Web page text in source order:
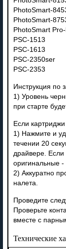
PhotoSmart-
PhotoSmart-
PhotoSmart
PSC-1513
PSC-1613
PSC-2350ser
PSC-2353
Инструкция по
1) Уровень
при старте
Если
1) Нажмите и
течении 20
драйвере. Если
оригинальные -
2) Аккуратно
налета.
Проведите
Проверьте
вместе с
Технические